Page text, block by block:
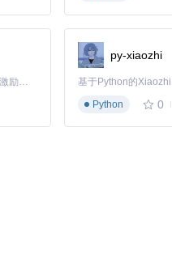
「源启盛夏」暑期校园开发者成长计划旨在激活校园开源力量，通过积分激励、认证扶持、资源倾斜等形式，引导高校组织和开发者完成「入驻 — 建项目 — 做贡献 — 获认证 — 得资源」的完整闭环。无论你是想带领社团入驻平台的组织者，还是希望用代码贡献证明自己的开发者，都能在这里找到属于你的成长路径。
py-xiaozhi
Python
0